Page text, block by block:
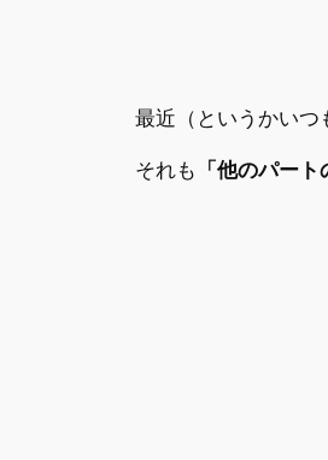
最近（というかいつ
それも 「他のパート